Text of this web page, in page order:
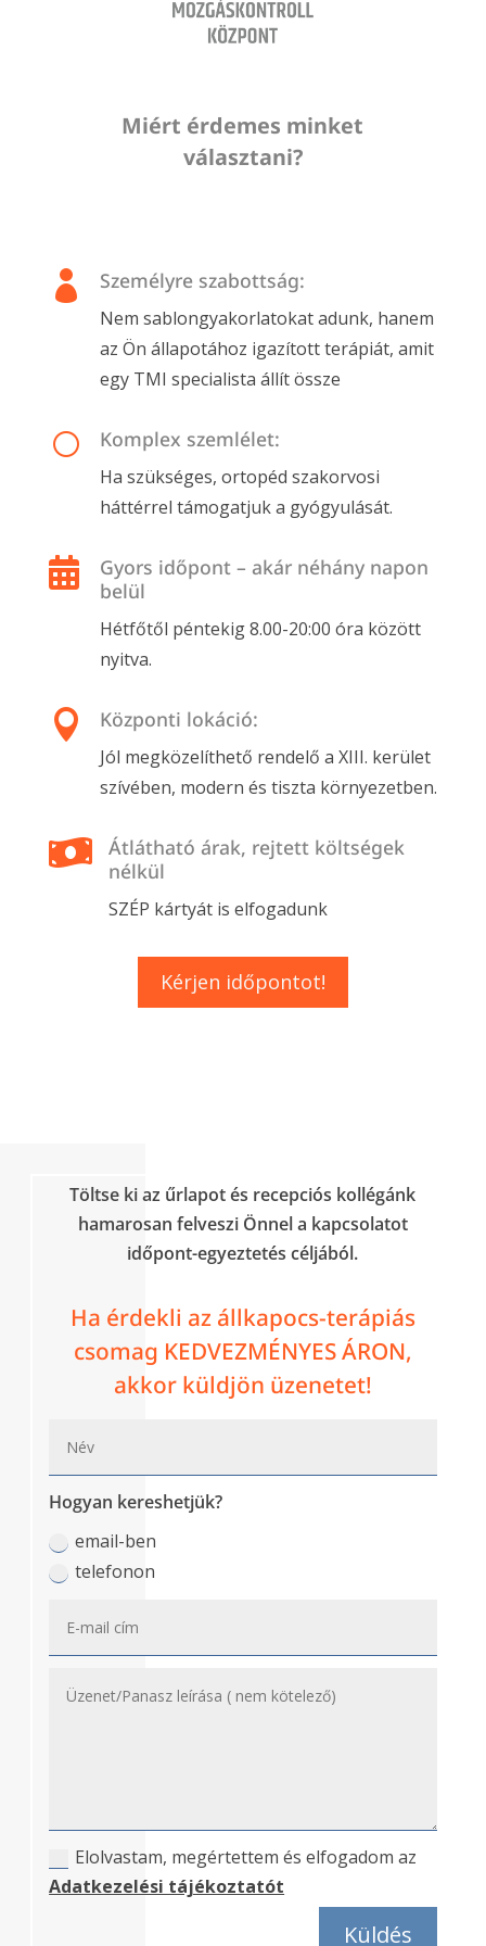
Miért érdemes minket
választani?
 Személyre szabottság:
Nem sablongyakorlatokat adunk, hanem
az Ön állapotához igazított terápiát, amit
egy TMI specialista állít össze
[ Komplex szemlélet:
Ha szükséges, ortopéd szakorvosi
háttérrel támogatjuk a gyógyulását.

Gyors időpont – akár néhány napon
belül
Hétfőtől péntekig 8.00-20:00 óra között
nyitva.
 Központi lokáció:
Jól megközelíthető rendelő a XIII. kerület
szívében, modern és tiszta környezetben.

Átlátható árak, rejtett költségek
nélkül
SZÉP kártyát is elfogadunk
Kérjen időpontot!
Töltse ki az űrlapot és recepciós kollégánk
hamarosan felveszi Önnel a kapcsolatot
időpont-egyeztetés céljából.
Ha érdekli az állkapocs-terápiás
csomag KEDVEZMÉNYES ÁRON,
akkor küldjön üzenetet!
Hogyan kereshetjük?
email-ben
telefonon
Elolvastam, megértettem és elfogadom az
Adatkezelési tájékoztatót
Küldés